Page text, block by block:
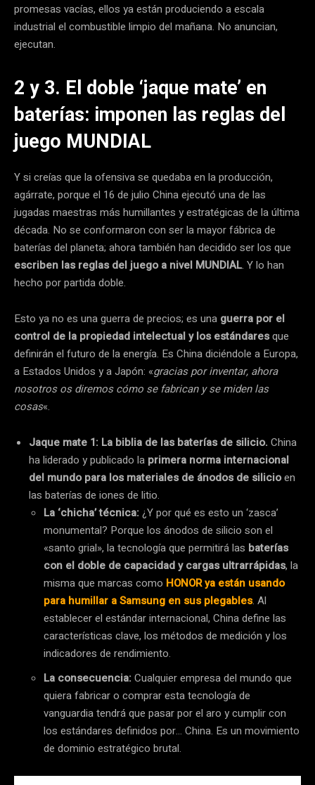
promesas vacías, ellos ya están produciendo a escala
industrial el combustible limpio del mañana. No anuncian,
ejecutan.
2 y 3. El doble ‘jaque mate’ en
baterías: imponen las reglas del
juego MUNDIAL
Y si creías que la ofensiva se quedaba en la producción,
agárrate, porque el 16 de julio China ejecutó una de las
jugadas maestras más humillantes y estratégicas de la última
década. No se conformaron con ser la mayor fábrica de
baterías del planeta; ahora también han decidido ser los que
escriben las reglas del juego a nivel MUNDIAL. Y lo han
hecho por partida doble.
Esto ya no es una guerra de precios; es una guerra por el
control de la propiedad intelectual y los estándaresque
definirán el futuro de la energía. Es China diciéndole a Europa,
a Estados Unidos y a Japón: «gracias por inventar, ahora
nosotros os diremos cómo se fabrican y se miden las
cosas«.
Jaque mate 1: La biblia de las baterías de silicio. China
ha liderado y publicado la primera norma internacional
del mundo para los materiales de ánodos de silicioen
las baterías de iones de litio.
La ‘chicha’ técnica:¿Y por qué es esto un ‘zasca’
monumental? Porque los ánodos de silicio son el
«santo grial», la tecnología que permitirá las baterías
con el doble de capacidad y cargas ultrarrápidas, la
misma que marcas como HONOR ya están usando
para humillar a Samsung en sus plegables. Al
establecer el estándar internacional, China define las
características clave, los métodos de medición y los
indicadores de rendimiento.
La consecuencia:Cualquier empresa del mundo que
quiera fabricar o comprar esta tecnología de
vanguardia tendrá que pasar por el aro y cumplir con
los estándares definidos por… China. Es un movimiento
de dominio estratégico brutal.